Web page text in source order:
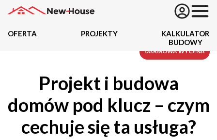
Działki
Kredyty
OFERTA PROJEKTY
KALKULATOR
BUDOWY
Projekt i budowa
domów pod klucz – czym
cechuje się ta usługa?
DARMOWA WYCENA